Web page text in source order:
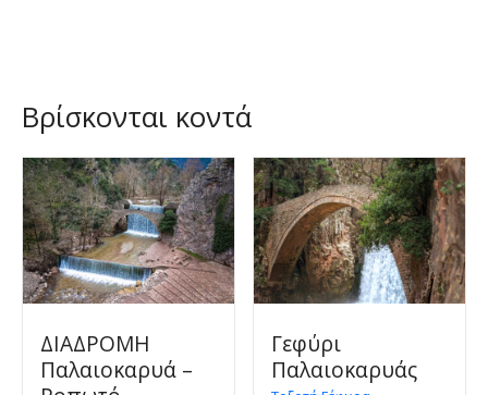
Βρίσκονται κοντά
ΔΙΑΔΡΟΜΗ
Παλαιοκαρυά –
Γεφύρι
Παλαιοκαρυάς